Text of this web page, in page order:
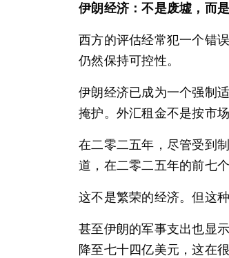
伊朗经济：不是废墟，而
西方的评估经常犯一个错
仍然保持可控性。
伊朗经济已成为一个强制
掩护。外汇租金不是按市
在二零二五年，尽管受到
道，在二零二五年的前七
这不是繁荣的经济。但这
甚至伊朗的军事支出也显
降至七十四亿美元，这在